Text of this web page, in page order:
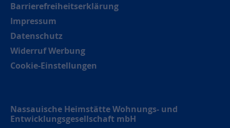
Barrierefreiheitserklärung
Impressum
Datenschutz
Widerruf Werbung
Cookie-Einstellungen
Nassauische Heimstätte Wohnungs- und
Entwicklungsgesellschaft mbH